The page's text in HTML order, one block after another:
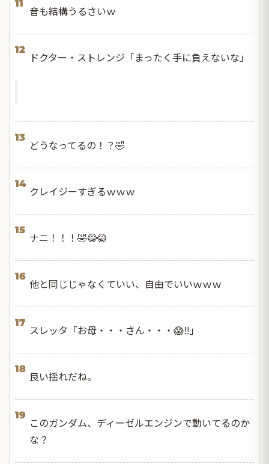
11
音も結構うるさいｗ
12
ドクター・ストレンジ「まったく手に負えないな」
13
どうなってるの！？🤣
14
クレイジーすぎるｗｗｗ
15
ナニ！！！🤣😂😂
16
他と同じじゃなくていい、自由でいいｗｗｗ
17
スレッタ「お母・・・さん・・・😱‼️」
18
良い揺れだね。
19
このガンダム、ディーゼルエンジンで動いてるのか
な？